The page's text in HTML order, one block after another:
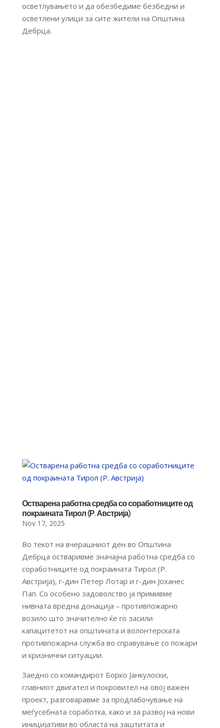
осветлувањето и да обезбедиме безбедни и
осветлени улици за сите жители на Општина
Дебрца.
Остварена работна средба со соработниците од
покраината Тирол (Р. Австрија)
Nov 17, 2025
Во текот на вчерашниот ден во Општина
Дебрца остваривме значајна работна средба со
соработниците од покраината Тирол (Р.
Австрија), г-дин Петер Лотар и г-дин Јоханес
Пап. Со особено задоволство ја примивме
нивната вредна донација – противпожарно
возило што значително ќе го засили
капацитетот на општината и волонтерската
противпожарна служба во справување со пожари
и кризнични ситуации.
Заедно со командирот Борко Јанкулоски,
главниот двигател и покровител на овој важен
проект, разговаравме за продлабочување на
меѓусебната соработка, како и за развој на нови
иницијативи во областа на заштитата и